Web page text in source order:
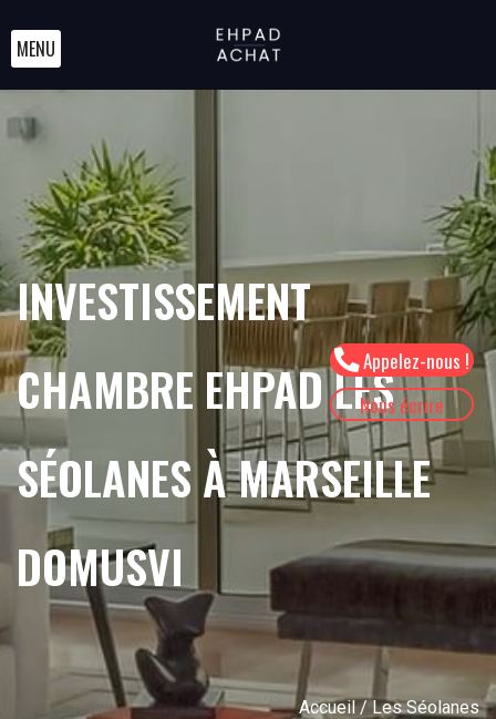
Appelez-nous !
Nous écrire
MENU
INVESTISSEMENT
CHAMBRE EHPAD LES
SÉOLANES À MARSEILLE
DOMUSVI
Accueil/ Les Séolanes